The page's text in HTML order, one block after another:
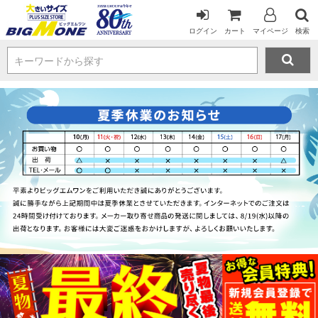
ログイン カート マイページ 検索
キーワードから探す